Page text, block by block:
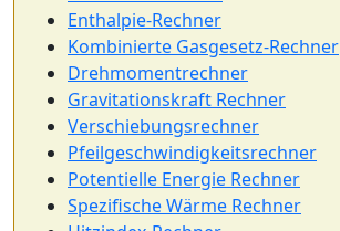
Enthalpie-Rechner
Kombinierte Gasgesetz-Rechner
Drehmomentrechner
Gravitationskraft Rechner
Verschiebungsrechner
Pfeilgeschwindigkeitsrechner
Potentielle Energie Rechner
Spezifische Wärme Rechner